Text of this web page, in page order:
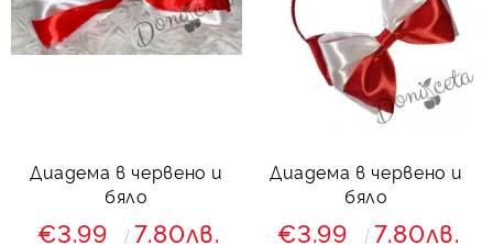
Диадема в червено и
бяло
€3.99 7.80лв.
Диадема в червено и
бяло
€3.99 7.80лв.